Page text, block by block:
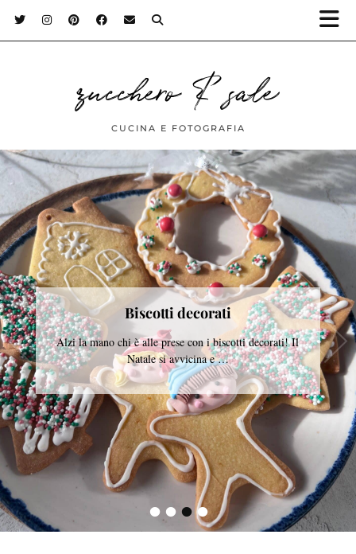
zucchero & sale
CUCINA E FOTOGRAFIA
••••
Biscotti decorati
Alzi la mano chi è alle prese con i biscotti decorati! Il
Natale si avvicina e …